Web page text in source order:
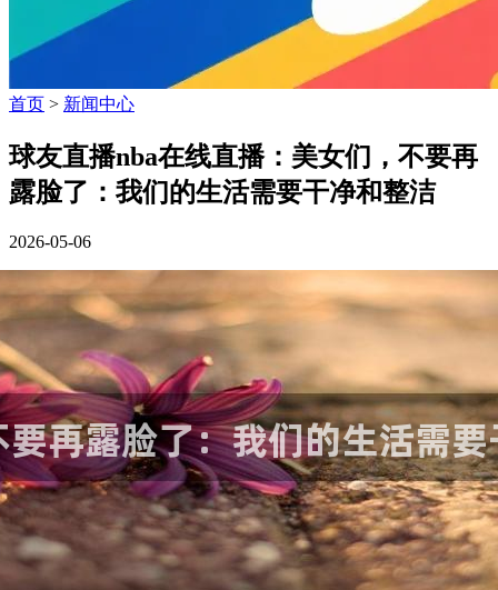
首页 > 新闻中心
球友直播nba在线直播：美女们，不要再
露脸了：我们的生活需要干净和整洁
2026-05-06